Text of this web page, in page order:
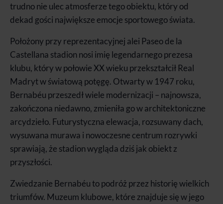
trudno nie ulec atmosferze tego obiektu, który od
dekad gości największe emocje sportowego świata.
Położony przy reprezentacyjnej alei Paseo de la
Castellana stadion nosi imię legendarnego prezesa
klubu, który w połowie XX wieku przekształcił Real
Madryt w światową potęgę. Otwarty w 1947 roku,
Bernabéu przeszedł wiele modernizacji – najnowsza,
zakończona niedawno, zmieniła go w architektoniczne
arcydzieło. Futurystyczna elewacja, rozsuwany dach,
wysuwana murawa i nowoczesne centrum rozrywki
sprawiają, że stadion wygląda dziś jak obiekt z
przyszłości.
Zwiedzanie Bernabéu to podróż przez historię wielkich
triumfów. Muzeum klubowe, które znajduje się w jego